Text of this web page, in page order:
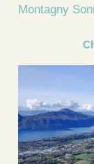
Montagny